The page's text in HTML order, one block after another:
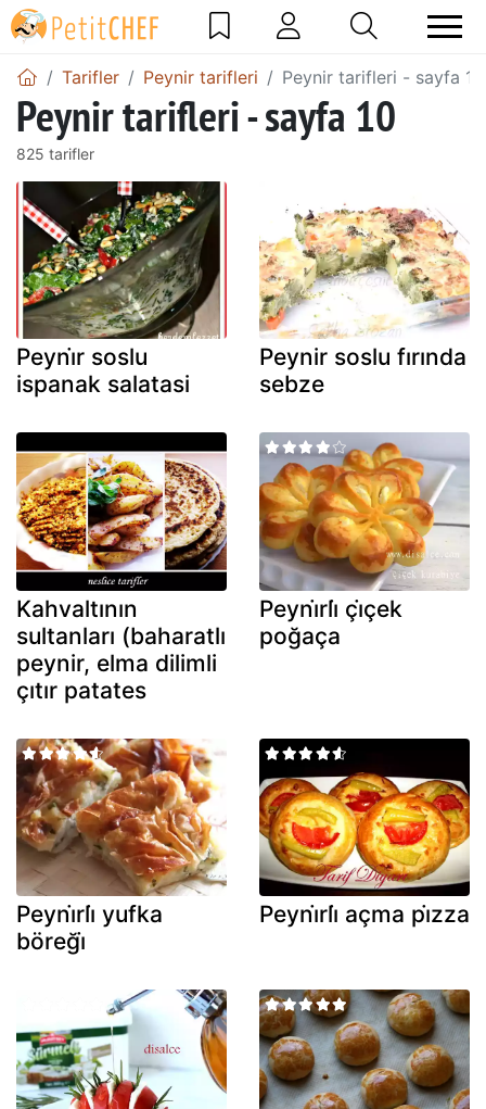
Tarifler Peynir tarifleri Peynir tarifleri - sayfa 10
Peynir tarifleri - sayfa 10
825 tarifler
Peyni̇r soslu
ispanak salatasi
Peynir soslu fırında
sebze
Kahvaltının
sultanları (baharatlı
peynir, elma dilimli
çıtır patates
Peyni̇rli̇ çi̇çek
poğaça
Peyni̇rli̇ yufka
böreği̇
Peyni̇rli̇ açma pi̇zza